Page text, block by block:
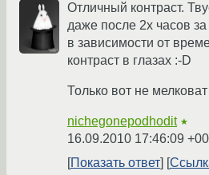
Отличный контраст.
даже после 2х часов
в зависимости от
контраст в глазах :-D
Только вот не
nichegonepodhodit ★
16.09.2010 17:46:09
Показать ответ